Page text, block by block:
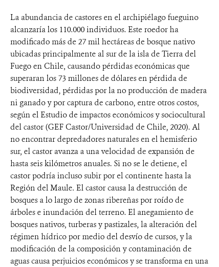
La abundancia de castores en el archipiélago fueguino
alcanzaría los 110.000 individuos. Este roedor ha
modificado más de 27 mil hectáreas de bosque nativo
ubicadas principalmente al sur de la isla de Tierra del
Fuego en Chile, causando pérdidas económicas que
superaran los 73 millones de dólares en pérdida de
biodiversidad, pérdidas por la no producción de madera
ni ganado y por captura de carbono, entre otros costos,
según el Estudio de impactos económicos y sociocultural
del castor (GEF Castor/Universidad de Chile, 2020). Al
no encontrar depredadores naturales en el hemisferio
sur, el castor avanza a una velocidad de expansión de
hasta seis kilómetros anuales. Si no se le detiene, el
castor podría incluso subir por el continente hasta la
Región del Maule. El castor causa la destrucción de
bosques a lo largo de zonas ribereñas por roído de
árboles e inundación del terreno. El anegamiento de
bosques nativos, turberas y pastizales, la alteración del
régimen hídrico por medio del desvío de cursos, y la
modificación de la composición y contaminación de
aguas causa perjuicios económicos y se transforma en una